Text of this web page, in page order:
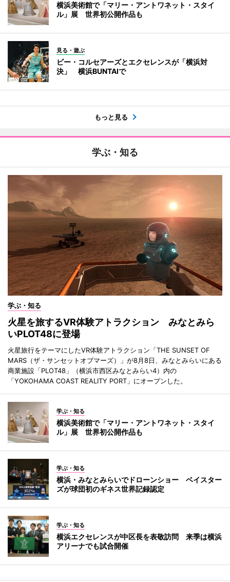
横浜美術館で「マリー・アントワネット・スタイ
ル」展 世界初公開作品も
見る・遊ぶ
ビー・コルセアーズとエクセレンスが「横浜対
決」 横浜BUNTAIで
もっと見る
学ぶ・知る
学ぶ・知る
火星を旅するVR体験アトラクション みなとみら
いPLOT48に登場
火星旅行をテーマにしたVR体験アトラクション「THE SUNSET OF
MARS（ザ・サンセットオブマーズ）」が8月8日、みなとみらいにある
商業施設「PLOT48」（横浜市西区みなとみらい4）内の
「YOKOHAMA COAST REALITY PORT」にオープンした。
学ぶ・知る
横浜美術館で「マリー・アントワネット・スタイ
ル」展 世界初公開作品も
学ぶ・知る
横浜・みなとみらいでドローンショー ベイスター
ズが球団初のギネス世界記録認定
学ぶ・知る
横浜エクセレンスが中区長を表敬訪問 来季は横浜
アリーナでも試合開催